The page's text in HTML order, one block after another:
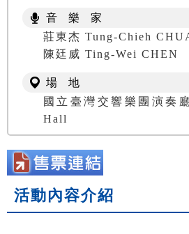
音 樂 家
莊東杰 Tung-Chieh
陳廷威 Ting-Wei CHEN
場 地
國立臺灣交響樂團演奏
Hall
活動內容介紹